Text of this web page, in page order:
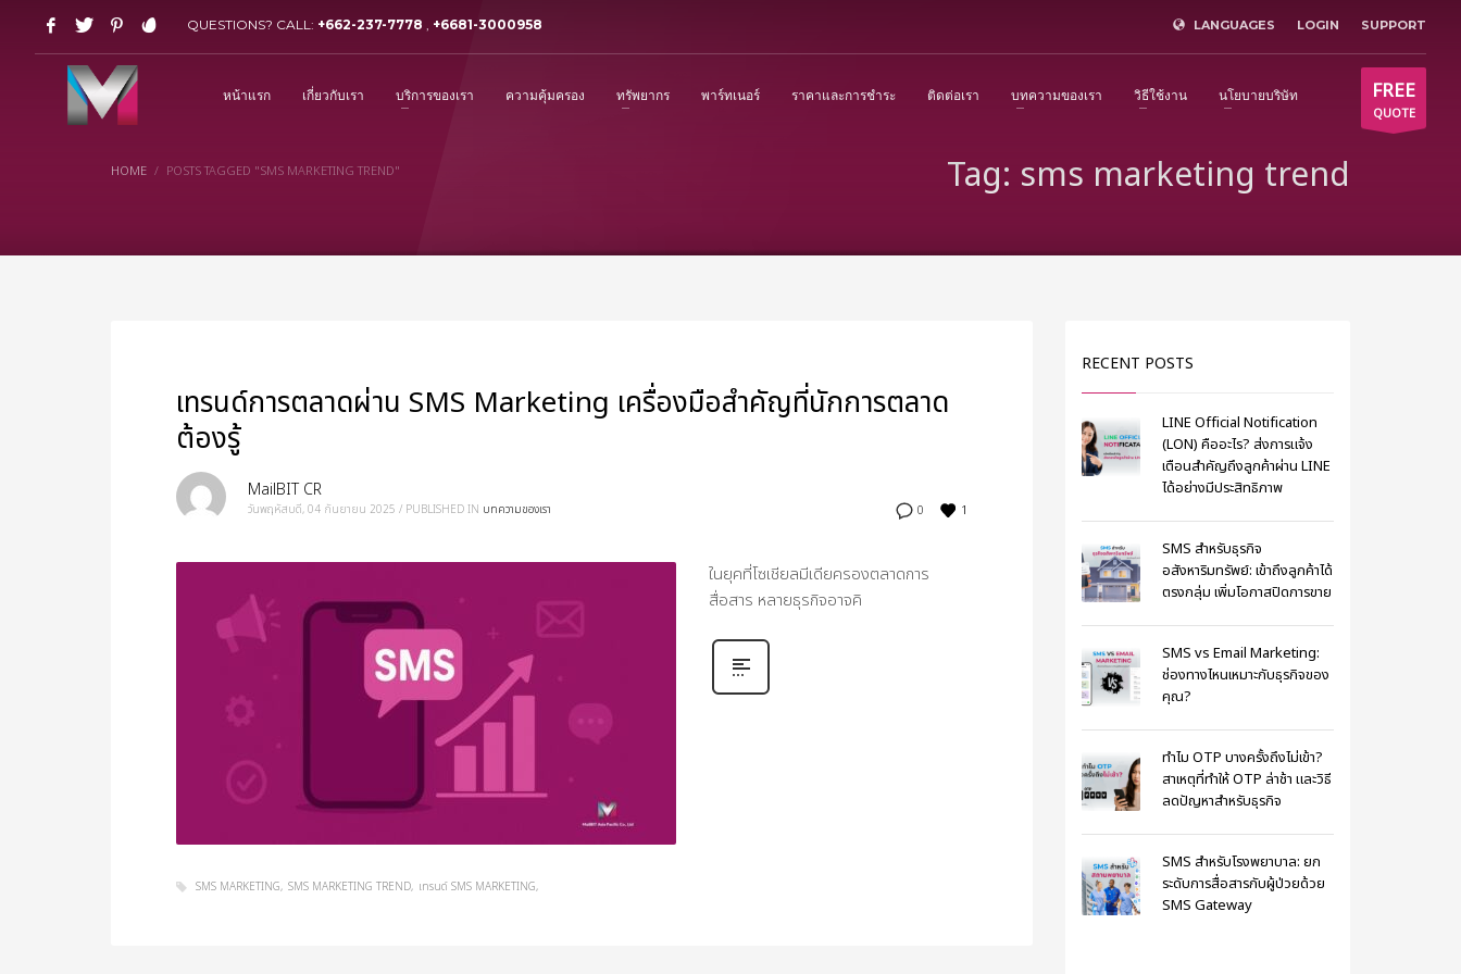
QUESTIONS? CALL: +662-237-7778 , +6681-3000958 LANGUAGES LOGIN SUPPORT
หน้าแรก เกี่ยวกับเรา บริการของเรา ความคุ้มครอง ทรัพยากร พาร์ทเนอร์ ราคาและการชำระ ติดต่อเรา บทความของเรา วิธีใช้งาน นโยบายบริษัท FREE
QUOTE
HOME POSTS TAGGED "SMS MARKETING TREND" Tag: sms marketing trend
เทรนด์การตลาดผ่าน SMS Marketing เครื่องมือสำคัญที่นักการตลาด
ต้องรู้
0 1
MailBIT CR
วันพฤหัสบดี, 04 กันยายน 2025 / PUBLISHED IN บทความของเรา
ในยุคที่โซเชียลมีเดียครองตลาดการ
สื่อสาร หลายธุรกิจอาจคิ
SMS MARKETING SMS MARKETING TREND เทรนด์ SMS MARKETING
RECENT POSTS
LINE Official Notification
(LON) คืออะไร? ส่งการแจ้ง
เตือนสำคัญถึงลูกค้าผ่าน LINE
ได้อย่างมีประสิทธิภาพ
SMS สำหรับธุรกิจ
อสังหาริมทรัพย์: เข้าถึงลูกค้าได้
ตรงกลุ่ม เพิ่มโอกาสปิดการขาย
SMS vs Email Marketing:
ช่องทางไหนเหมาะกับธุรกิจของ
คุณ?
ทำไม OTP บางครั้งถึงไม่เข้า?
สาเหตุที่ทำให้ OTP ล่าช้า และวิธี
ลดปัญหาสำหรับธุรกิจ
SMS สำหรับโรงพยาบาล: ยก
ระดับการสื่อสารกับผู้ป่วยด้วย
SMS Gateway